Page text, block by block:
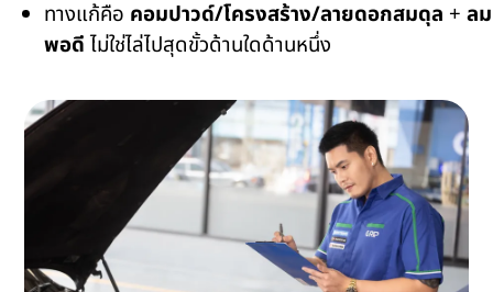
ทางแก้คือ คอมปาวด์/โครงสร้าง/ลายดอกสมดุล + ลม
พอดี ไม่ใช่ไล่ไปสุดขั้วด้านใดด้านหนึ่ง